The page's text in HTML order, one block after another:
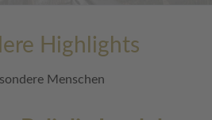
Highlights
Menschen